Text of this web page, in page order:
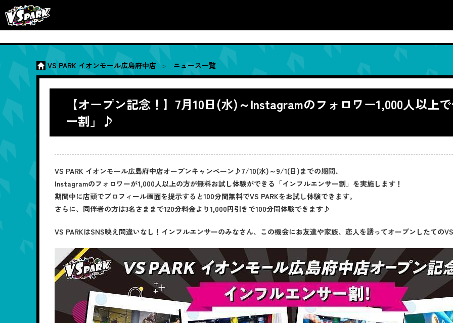
VS PARK イオンモール広島府中店 ニュース一覧
【オープン記念！】7月10日(水)～Instagramのフォロワー1,000人以上
ー割」♪
VS PARK イオンモール広島府中店オープンキャンペーン♪7/10(水)～9/1(日)までの期間、
Instagramのフォロワーが1,000人以上の方が無料お試し体験ができる「インフルエンサー割」を実施します！
期間中に店頭でプロフィール画面を提示すると100分間無料でVS PARKをお試し体験できます。
さらに、同伴者の方は3名さままで120分料金より1,000円引きで100分間体験できます♪
VS PARKはSNS映え間違いなし！インフルエンサーのみなさん、この機会にお友達や家族、恋人を誘ってオープンしたての